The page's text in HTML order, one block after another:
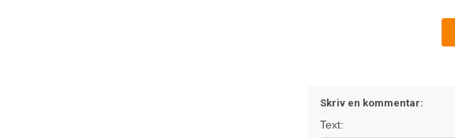
Skriv en kommentar:
Text: